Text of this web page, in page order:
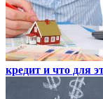
кредит и что для